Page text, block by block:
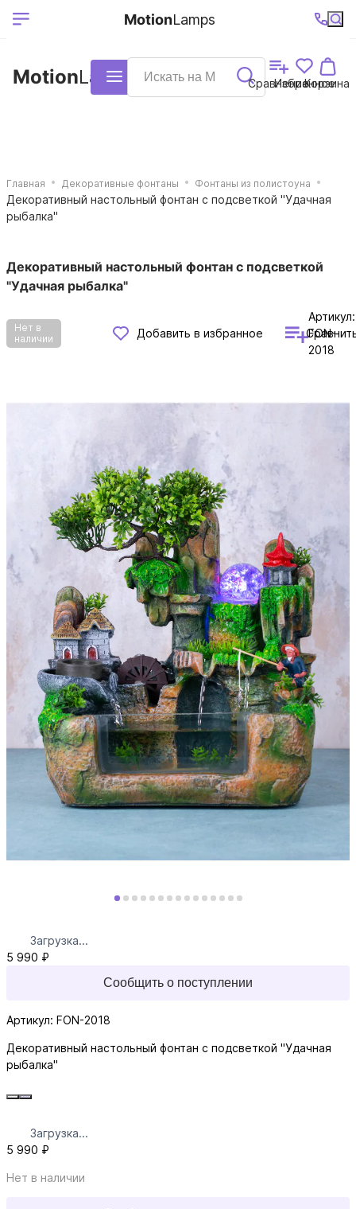
Ваш регион
Выберите ваш
+7 (495)740-
38-68
График
работы
MotionLamps Каталог Сравнение
Избранное
Корзина
MotionLamps
Главная Декоративные фонтаны Фонтаны из полистоуна
Декоративный настольный фонтан с подсветкой "Удачная
рыбалка"
Декоративный настольный фонтан с подсветкой
"Удачная рыбалка"
Нет в
наличии
Добавить в избранное
Артикул:
FON-
2018
Загрузка...
5 990 ₽
Сообщить о поступлении
Артикул: FON-2018
Декоративный настольный фонтан с подсветкой "Удачная
рыбалка"
Загрузка...
5 990 ₽
Нет в наличии